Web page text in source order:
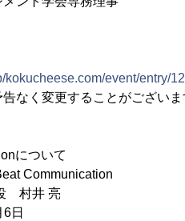
kokucheese.com/event/entry/
なく変更することがございま
について
Communication
村井 亮
日